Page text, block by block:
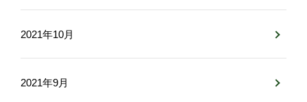
2021年10月
2021年9月